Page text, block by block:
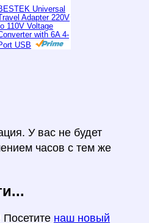
Universal
Adapter 220V
110V Voltage
with 6A 4-
USB
У вас не будет
часов с тем же
наш новый